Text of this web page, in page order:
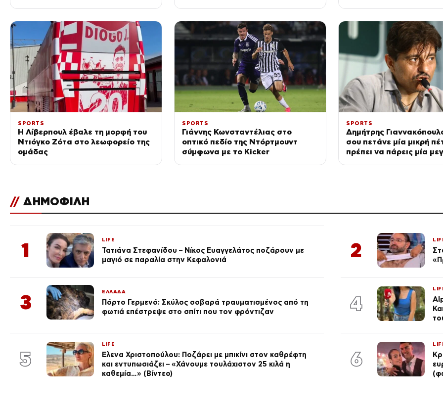
SPORTS
Η Λίβερπουλ έβαλε τη μορφή του
Ντιόγκο Ζότα στο λεωφορείο της
ομάδας
SPORTS
Γιάννης Κωνσταντέλιας στο
οπτικό πεδίο της Ντόρτμουντ
σύμφωνα με το Kicker
SPORTS
Δημήτρης
σου πετάνε μία μικρή
πρέπει να πάρεις μία
// ΔΗΜΟΦΙΛΗ
1 LIFE
Τατιάνα Στεφανίδου – Νίκος Ευαγγελάτος ποζάρουν με
μαγιό σε παραλία στην Κεφαλονιά
2
3 ΕΛΛΑΔΑ
Πόρτο Γερμενό: Σκύλος σοβαρά τραυματισμένος από τη
φωτιά επέστρεψε στο σπίτι που τον φρόντιζαν
4
5
LIFE
Έλενα Χριστοπούλου: Ποζάρει με μπικίνι στον καθρέφτη
και εντυπωσιάζει – «Χάνουμε τουλάχιστον 25 κιλά η
καθεμία…» (Βίντεο)
6